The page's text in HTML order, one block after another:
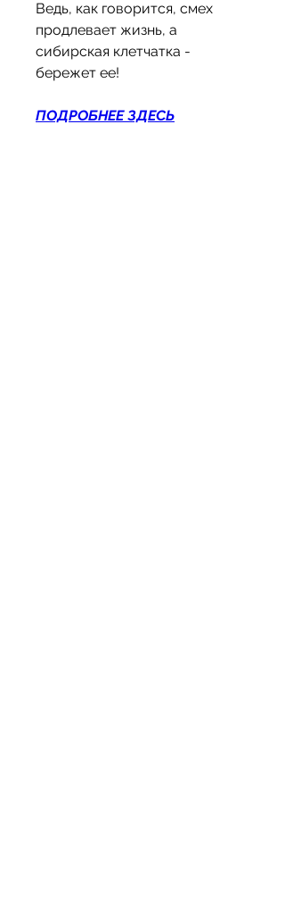
Ведь, как говорится, смех
продлевает жизнь, а
сибирская клетчатка -
бережет ее!
ПОДРОБНЕЕ ЗДЕСЬ